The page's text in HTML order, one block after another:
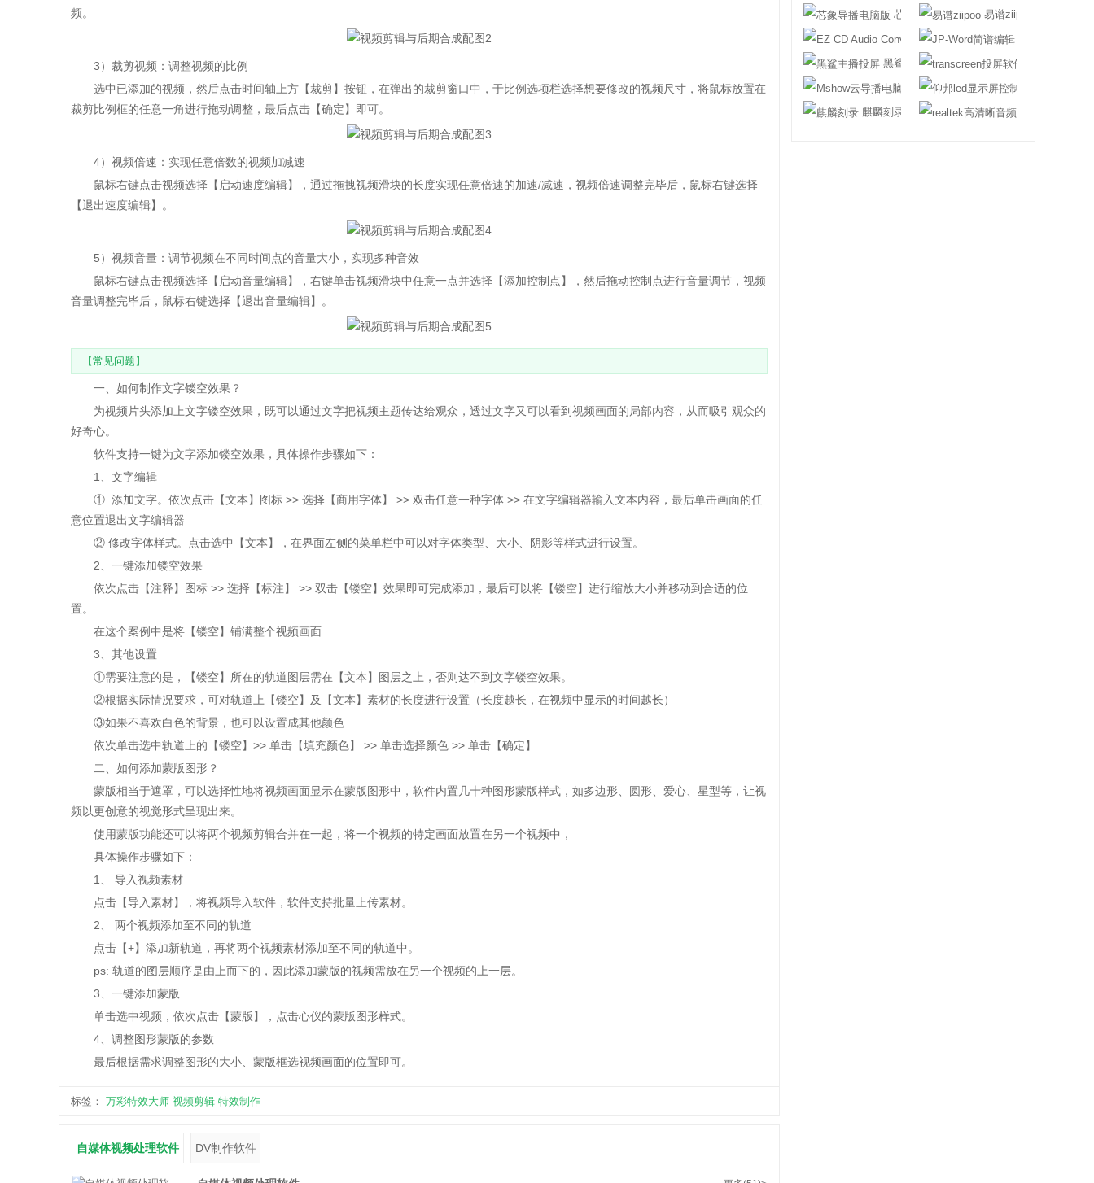
频。
3）裁剪视频：调整视频的比例
选中已添加的视频，然后点击时间轴上方【裁剪】按钮，在弹出的裁剪窗口中，于比例选项栏选择想要修改的视频尺寸，将鼠标放置在
裁剪比例框的任意一角进行拖动调整，最后点击【确定】即可。
4）视频倍速：实现任意倍数的视频加减速
鼠标右键点击视频选择【启动速度编辑】，通过拖拽视频滑块的长度实现任意倍速的加速/减速，视频倍速调整完毕后，鼠标右键选择
【退出速度编辑】。
5）视频音量：调节视频在不同时间点的音量大小，实现多种音效
鼠标右键点击视频选择【启动音量编辑】，右键单击视频滑块中任意一点并选择【添加控制点】，然后拖动控制点进行音量调节，视频
音量调整完毕后，鼠标右键选择【退出音量编辑】。
【常见问题】
一、如何制作文字镂空效果？
为视频片头添加上文字镂空效果，既可以通过文字把视频主题传达给观众，透过文字又可以看到视频画面的局部内容，从而吸引观众的
好奇心。
软件支持一键为文字添加镂空效果，具体操作步骤如下：
1、文字编辑
① 添加文字。依次点击【文本】图标 >> 选择【商用字体】 >> 双击任意一种字体 >> 在文字编辑器输入文本内容，最后单击画面的任
意位置退出文字编辑器
② 修改字体样式。点击选中【文本】，在界面左侧的菜单栏中可以对字体类型、大小、阴影等样式进行设置。
2、一键添加镂空效果
依次点击【注释】图标 >> 选择【标注】 >> 双击【镂空】效果即可完成添加，最后可以将【镂空】进行缩放大小并移动到合适的位
置。
在这个案例中是将【镂空】铺满整个视频画面
3、其他设置
①需要注意的是，【镂空】所在的轨道图层需在【文本】图层之上，否则达不到文字镂空效果。
②根据实际情况要求，可对轨道上【镂空】及【文本】素材的长度进行设置（长度越长，在视频中显示的时间越长）
③如果不喜欢白色的背景，也可以设置成其他颜色
依次单击选中轨道上的【镂空】>> 单击【填充颜色】 >> 单击选择颜色 >> 单击【确定】
二、如何添加蒙版图形？
蒙版相当于遮罩，可以选择性地将视频画面显示在蒙版图形中，软件内置几十种图形蒙版样式，如多边形、圆形、爱心、星型等，让视
频以更创意的视觉形式呈现出来。
使用蒙版功能还可以将两个视频剪辑合并在一起，将一个视频的特定画面放置在另一个视频中，
具体操作步骤如下：
1、 导入视频素材
点击【导入素材】，将视频导入软件，软件支持批量上传素材。
2、 两个视频添加至不同的轨道
点击【+】添加新轨道，再将两个视频素材添加至不同的轨道中。
ps: 轨道的图层顺序是由上而下的，因此添加蒙版的视频需放在另一个视频的上一层。
3、一键添加蒙版
单击选中视频，依次点击【蒙版】，点击心仪的蒙版图形样式。
4、调整图形蒙版的参数
最后根据需求调整图形的大小、蒙版框选视频画面的位置即可。
标签： 万彩特效大师 视频剪辑 特效制作
自媒体视频处理软件 DV制作软件
芯象导播电脑版
易谱ziipoo
EZ CD Audio Converter
黑鲨主播投屏
Mshow云导播电脑版
麒麟刻录